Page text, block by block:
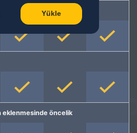
eklenmesinde öncelik
Yükle